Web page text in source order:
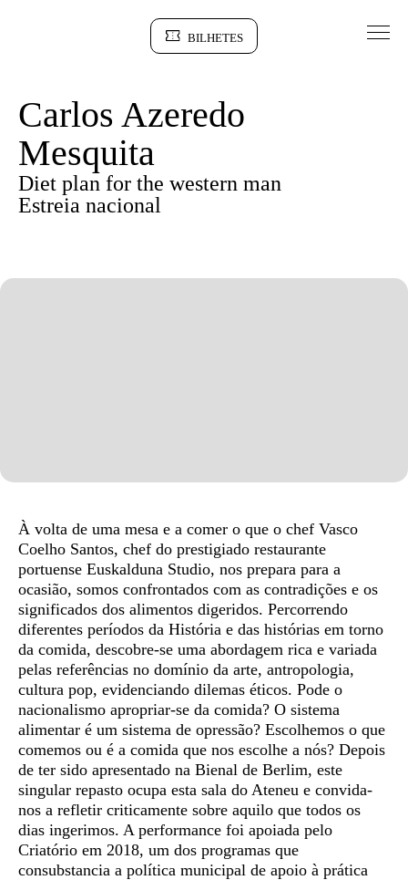
BILHETES
Carlos Azeredo
Mesquita
Diet plan for the western man
Estreia nacional
Sinopse
À volta de uma mesa e a comer o que o chef Vasco
Coelho Santos, chef do prestigiado restaurante
portuense Euskalduna Studio, nos prepara para a
ocasião, somos confrontados com as contradições e os
significados dos alimentos digeridos. Percorrendo
diferentes períodos da História e das histórias em torno
da comida, descobre-se uma abordagem rica e variada
pelas referências no domínio da arte, antropologia,
cultura pop, evidenciando dilemas éticos. Pode o
nacionalismo apropriar-se da comida? O sistema
alimentar é um sistema de opressão? Escolhemos o que
comemos ou é a comida que nos escolhe a nós? Depois
de ter sido apresentado na Bienal de Berlim, este
singular repasto ocupa esta sala do Ateneu e convida-
nos a refletir criticamente sobre aquilo que todos os
dias ingerimos. A performance foi apoiada pelo
Criatório em 2018, um dos programas que
consubstancia a política municipal de apoio à prática